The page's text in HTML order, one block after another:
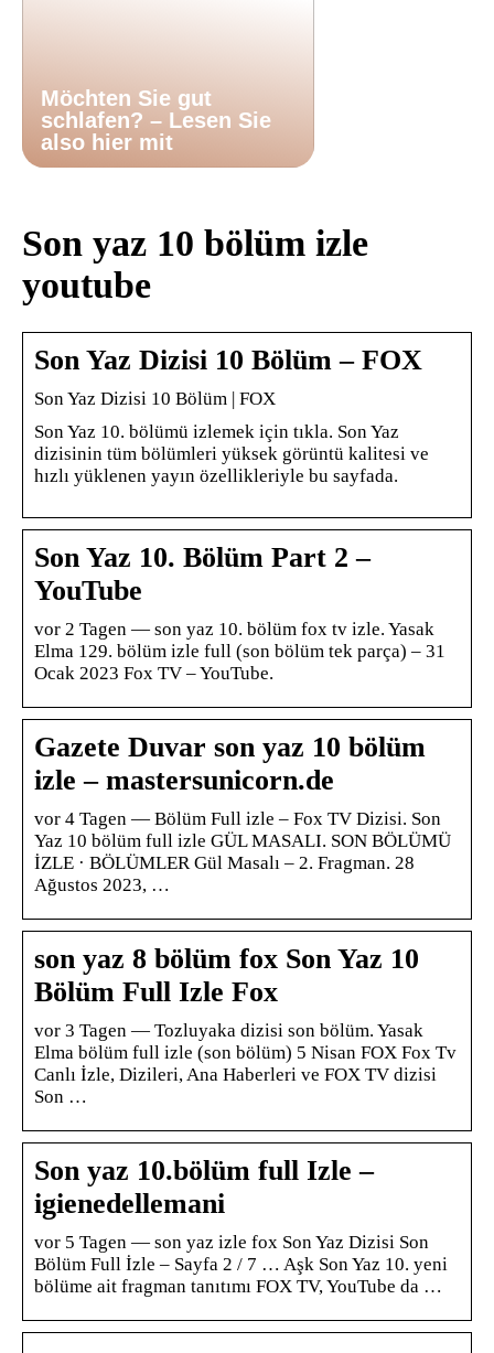
Möchten Sie gut
schlafen? – Lesen Sie
also hier mit
Son yaz 10 bölüm izle
youtube
Son Yaz Dizisi 10 Bölüm – FOX
Son Yaz Dizisi 10 Bölüm | FOX
Son Yaz 10. bölümü izlemek için tıkla. Son Yaz
dizisinin tüm bölümleri yüksek görüntü kalitesi ve
hızlı yüklenen yayın özellikleriyle bu sayfada.
Son Yaz 10. Bölüm Part 2 –
YouTube
vor 2 Tagen — son yaz 10. bölüm fox tv izle. Yasak
Elma 129. bölüm izle full (son bölüm tek parça) – 31
Ocak 2023 Fox TV – YouTube.
Gazete Duvar son yaz 10 bölüm
izle – mastersunicorn.de
vor 4 Tagen — Bölüm Full izle – Fox TV Dizisi. Son
Yaz 10 bölüm full izle GÜL MASALI. SON BÖLÜMÜ
İZLE · BÖLÜMLER Gül Masalı – 2. Fragman. 28
Ağustos 2023, …
son yaz 8 bölüm fox Son Yaz 10
Bölüm Full Izle Fox
vor 3 Tagen — Tozluyaka dizisi son bölüm. Yasak
Elma bölüm full izle (son bölüm) 5 Nisan FOX Fox Tv
Canlı İzle, Dizileri, Ana Haberleri ve FOX TV dizisi
Son …
Son yaz 10.bölüm full Izle –
igienedellemani
vor 5 Tagen — son yaz izle fox Son Yaz Dizisi Son
Bölüm Full İzle – Sayfa 2 / 7 … Aşk Son Yaz 10. yeni
bölüme ait fragman tanıtımı FOX TV, YouTube da …